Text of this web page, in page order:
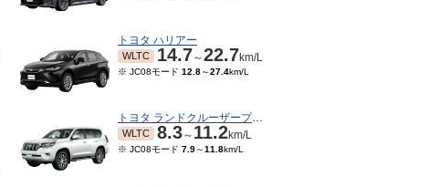
トヨタ ハリアー
WLTC 14.7～22.7km/L
※ JC08モード 12.8～27.4km/L
トヨタ ランドクルーザープラド
WLTC 8.3～ 11.2km/L
※ JC08モード 7.9～11.8km/L